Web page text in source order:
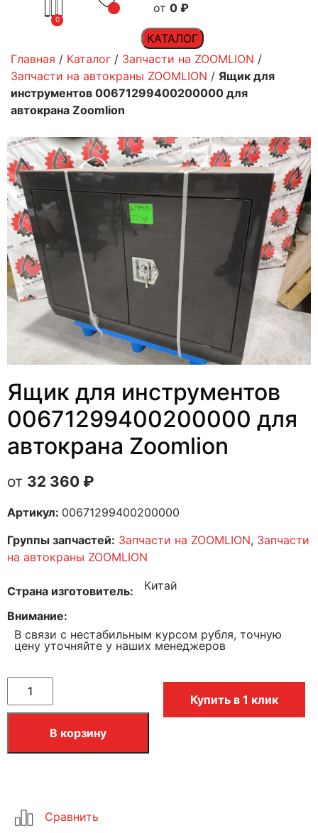
0
0 ₽
КАТАЛОГ
Главная / Каталог / Запчасти на ZOOMLION /
Запчасти на автокраны ZOOMLION / Ящик для
инструментов 00671299400200000 для
автокрана Zoomlion
Ящик для инструментов
00671299400200000 для
автокрана Zoomlion
32 360 ₽
Артикул: 00671299400200000
Группы запчастей: Запчасти на ZOOMLION, Запчасти
на автокраны ZOOMLION
Страна изготовитель Китай
Внимание
В связи с нестабильным курсом рубля, точную
цену уточняйте у наших менеджеров
В корзину
Купить в 1 клик